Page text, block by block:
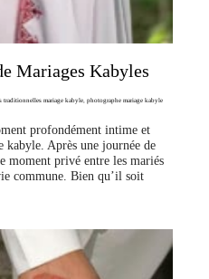
Mariages Kabyles
traditionnelles mariage kabyle, photographe mariage kabyle
profondément intime et
kabyle. Après une journée de
moment privé entre les mariés
commune. Bien qu’il soit